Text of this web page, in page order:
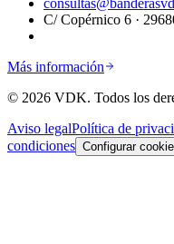
C/ Copérnico 6 ·
Más información
© 2026 VDK. Todos los
Aviso legalPolítica de
condiciones Configurar